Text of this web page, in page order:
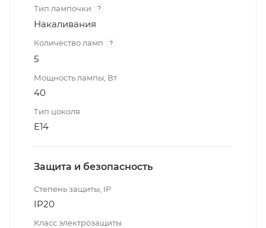
Тип лампочки ?
Накаливания
Количество ламп ?
5
Мощность лампы, Вт
40
Тип цоколя
E14
Защита и безопасность
Степень защиты, IP
IP20
Класс электрозащиты